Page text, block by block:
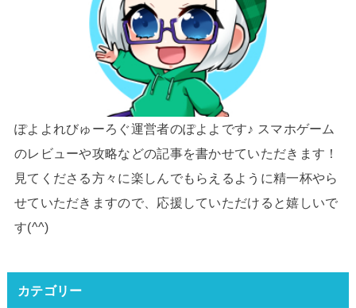
ぽよよれびゅーろぐ運営者のぽよよです♪ スマホゲーム
のレビューや攻略などの記事を書かせていただきます！
見てくださる方々に楽しんでもらえるように精一杯やら
せていただきますので、応援していただけると嬉しいで
す(^^)
カテゴリー